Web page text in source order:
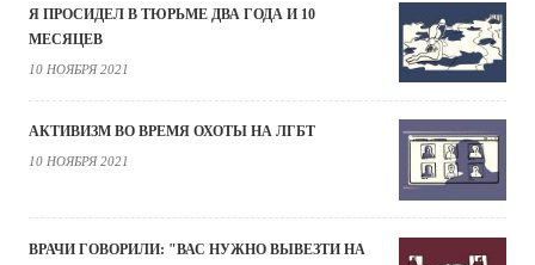
Я ПРОСИДЕЛ В ТЮРЬМЕ ДВА ГОДА И 10
МЕСЯЦЕВ
10 НОЯБРЯ 2021
АКТИВИЗМ ВО ВРЕМЯ ОХОТЫ НА ЛГБТ
10 НОЯБРЯ 2021
ВРАЧИ ГОВОРИЛИ: "ВАС НУЖНО ВЫВЕЗТИ НА